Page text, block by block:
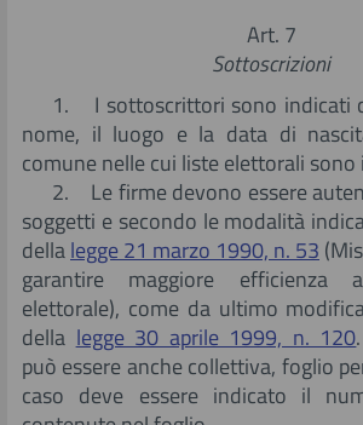
Art. 7
Sottoscrizioni
1. I sottoscrittori sono indicati
nome, il luogo e la data di
comune nelle cui liste elettorali sono
2. Le firme devono essere
soggetti e secondo le modalità
dellalegge 21 marzo 1990, n. 53
garantire maggiore efficienza
elettorale), come da ultimo
della legge 30 aprile 1999, n. 120
può essere anche collettiva, foglio
caso deve essere indicato il